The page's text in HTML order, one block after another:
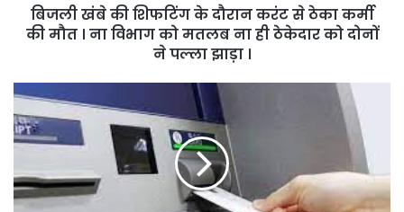
ना
को
मतलब
ही
ठेकेदार
बिजली खंबे की शिफटिंग के दौरान करंट से ठेका कर्मी
की मौत । ना विभाग को मतलब ना ही ठेकेदार को दोनों
ने पल्ला झाड़ा ।
अब
उपयोग
करना
और
भी